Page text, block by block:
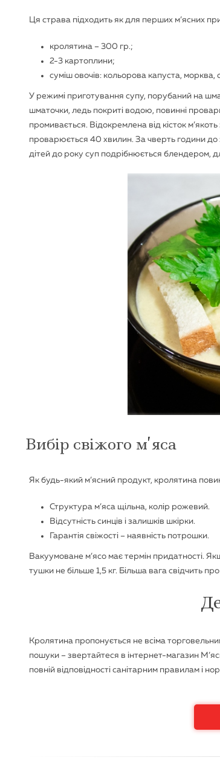
Ця страва підходить як для перших м’ясних
кролятина – 300 гр.;
2-3 картоплини;
суміш овочів: кольорова капуста,
У режимі приготування супу, порубаний на
шматочки, ледь покриті водою, повинні
промивається. Відокремлена від кісток
проварюється 40 хвилин. За чверть години до
дітей до року суп подрібнюється блендером,
Вибір свіжого м’яса
Як будь-який м’ясний продукт, кролятина
Структура м’яса щільна, колір рожевий.
Відсутність синців і залишків шкірки.
Гарантія свіжості – наявність потрошки.
Вакуумоване м’ясо має термін придатності.
тушки не більше 1,5 кг. Більша вага свідчить
Кролятина пропонується не всіма
пошуки – звертайтеся в інтернет-магазин
повній відповідності санітарним правилам і